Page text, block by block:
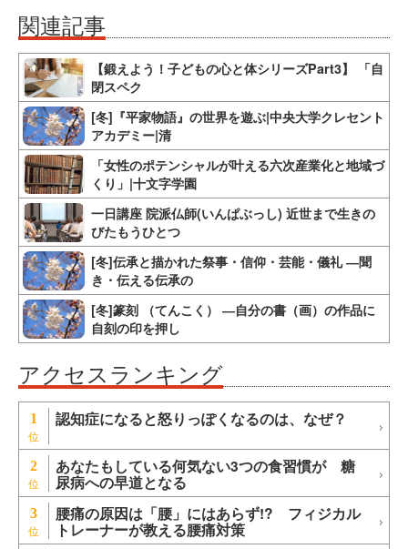
関連記事
【鍛えよう！子どもの心と体シリーズPart3】 「自
閉スペク
[冬]『平家物語』の世界を遊ぶ|中央大学クレセント
アカデミー|清
「女性のポテンシャルが叶える六次産業化と地域づ
くり」|十文字学園
一日講座 院派仏師(いんぱぶっし) 近世まで生きの
びたもうひとつ
[冬]伝承と描かれた祭事・信仰・芸能・儀礼 ―聞
き・伝える伝承の
[冬]篆刻 （てんこく） ―自分の書（画）の作品に
自刻の印を押し
アクセスランキング
1 認知症になると怒りっぽくなるのは、なぜ？
2 あなたもしている何気ない3つの食習慣が 糖
尿病への早道となる
3 腰痛の原因は「腰」にはあらず!? フィジカル
トレーナーが教える腰痛対策